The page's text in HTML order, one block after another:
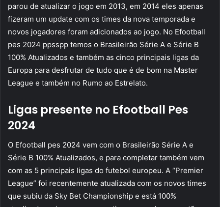
parou de atualizar o jogo em 2013, em 2014 eles apenas
fizeram um update com os times da nova temporada e
novos jogadores foram adicionados ao jogo. No Efootball
pes 2024 ppsspp temos o Brasileirão Série A e Série B
100% Atualizados e também as cinco principais ligas da
Europa para desfrutar de tudo que é de bom na Master
League e também no Rumo ao Estrelato.
Ligas presente no Efootball Pes
2024
O Efootball pes 2024 vem com o Brasileirão Série A e
Série B 100% Atualizados, e para completar também vem
com as 5 principais ligas do futebol europeu. A “Premier
League” foi recentemente atualizada com os novos times
que subiu da Sky Bet Championship e está 100%